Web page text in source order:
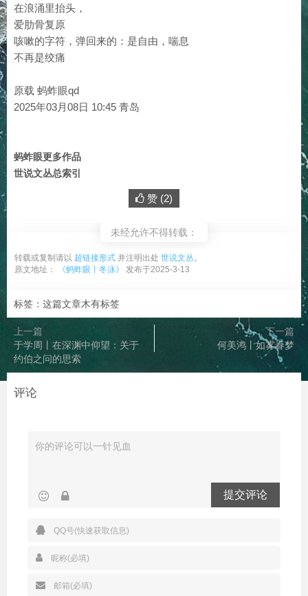
在浪涌里抬头，
爱肋骨复原
咳嗽的字符，弹回来的：是自由，喘息
不再是绞痛
原载 蚂蚱眼qd
2025年03月08日 10:45 青岛
蚂蚱眼更多作品
世说文丛总索引
赞 (2)
未经允许不得转载：
转载或复制请以 超链接形式 并注明出处 世说文丛。
原文地址：
《蚂蚱眼丨冬泳》 发布于2025-3-13
标签：这篇文章木有标签
上一篇
于学周丨在深渊中仰望：关于
约伯之问的思索
下一篇
何美鸿丨如雾春梦
评论
提交评论